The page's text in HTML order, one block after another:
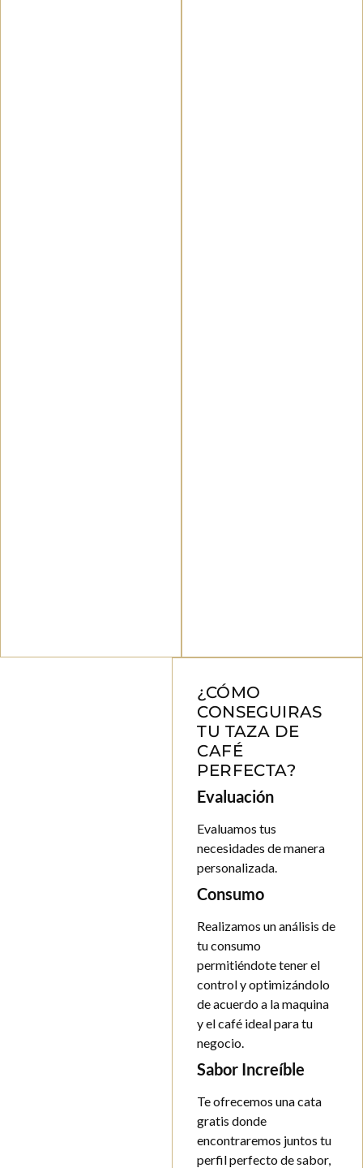
¿CÓMO
CONSEGUIRAS
TU TAZA DE
CAFÉ
PERFECTA?
Evaluación
Evaluamos tus
necesidades de manera
personalizada.
Consumo
Realizamos un análisis de
tu consumo
permitiéndote tener el
control y optimizándolo
de acuerdo a la maquina
y el café ideal para tu
negocio.
Sabor Increíble
Te ofrecemos una cata
gratis donde
encontraremos juntos tu
perfil perfecto de sabor,